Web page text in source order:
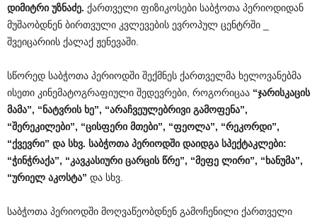
დიმიტრი უზნაძე. ქართველი ფიზიკოსები საბჭოთა პერიოდიდან
მუშაობდნენ ბირთვული კვლევების ევროპულ ცენტრში _
შვეიცარიის ქალაქ ჟენევაში.
სწორედ საბჭოთა პერიოდში შექმნეს ქართველმა ხელოვანებმა
ისეთი კინემატოგრაფიული შედევრები, როგორიცაა “ჯარისკაცის
მამა”, “ნატვრის ხე”, “არაჩვეულებრივი გამოფენა”,
“შერეკილები”, “ცისფერი მთები”, “ფეოლა”, “რეკორდი”,
“ქვევრი” და სხვ. საბჭოთა პერიოდში დაიდგა სპექტაკლები:
“ჭინჭრაქა”, “კავკასიური ცარცის წრე”, “მეფე ლირი”, “ხანუმა”,
“ურიელ აკოსტა” და სხვ.
საბჭოთა პერიოდში მოღვაწეობდნენ გამოჩენილი ქართველი